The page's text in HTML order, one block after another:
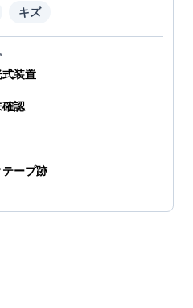
キズ
装置
確認
ープ跡